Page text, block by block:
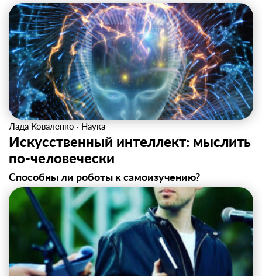
Лада Коваленко · Наука
Искусственный интеллект: мыслить
по-человечески
Способны ли роботы к самоизучению?